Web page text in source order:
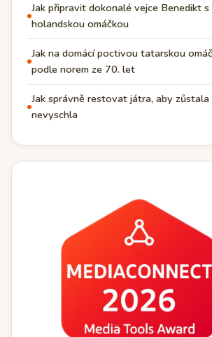
Jak připravit dokonalé vejce Benedikt s
holandskou omáčkou
Jak na domácí poctivou tatarskou
podle norem ze 70. let
Jak správně restovat játra, aby zůstala
nevyschla